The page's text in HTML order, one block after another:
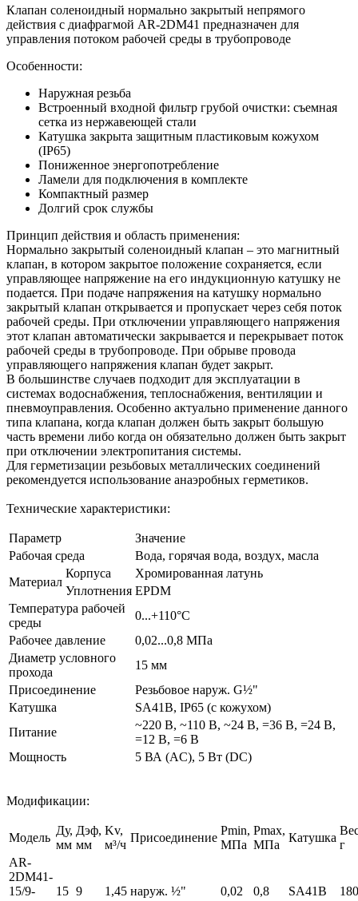
Клапан соленоидный нормально закрытый непрямого
действия с диафрагмой AR-2DM41 предназначен для
управления потоком рабочей среды в трубопроводе
Особенности:
Наружная резьба
Встроенный входной фильтр грубой очистки: съемная
сетка из нержавеющей стали
Катушка закрыта защитным пластиковым кожухом
(IP65)
Пониженное энергопотребление
Ламели для подключения в комплекте
Компактный размер
Долгий срок службы
Принцип действия и область применения:
Нормально закрытый соленоидный клапан – это магнитный
клапан, в котором закрытое положение сохраняется, если
управляющее напряжение на его индукционную катушку не
подается. При подаче напряжения на катушку нормально
закрытый клапан открывается и пропускает через себя поток
рабочей среды. При отключении управляющего напряжения
этот клапан автоматически закрывается и перекрывает поток
рабочей среды в трубопроводе. При обрыве провода
управляющего напряжения клапан будет закрыт.
В большинстве случаев подходит для эксплуатации в
системах водоснабжения, теплоснабжения, вентиляции и
пневмоуправления. Особенно актуально применение данного
типа клапана, когда клапан должен быть закрыт большую
часть времени либо когда он обязательно должен быть закрыт
при отключении электропитания системы.
Для герметизации резьбовых металлических соединений
рекомендуется использование анаэробных герметиков.
Технические характеристики:
Параметр
Значение
Рабочая среда
Вода, горячая вода, воздух, масла
Материал
Корпуса
Хромированная латунь
Уплотнения EPDM
Температура рабочей
среды
0...+110°С
Рабочее давление
0,02...0,8 МПа
Диаметр условного
прохода
15 мм
Присоединение
Резьбовое наруж. G½"
Катушка
SA41B, IP65 (с кожухом)
Питание
~220 В, ~110 В, ~24 В, =36 В, =24 В,
=12 В, =6 В
Мощность
5 ВА (AC), 5 Вт (DC)
Модификации:
Модель
Ду,
мм
Дэф,
мм
Kv,
м³/ч
Присоединение
Pmin,
МПа
Pmax,
МПа
Катушка
г
AR-
2DM41-
15/9-
15 9 1,45 наруж. ½" 0,02 0,8 SA41B 180